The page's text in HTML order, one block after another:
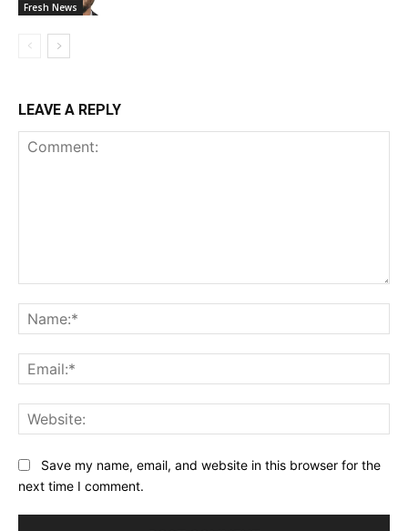
Fresh News
LEAVE A REPLY
Save my name, email, and website in this browser for the
next time I comment.